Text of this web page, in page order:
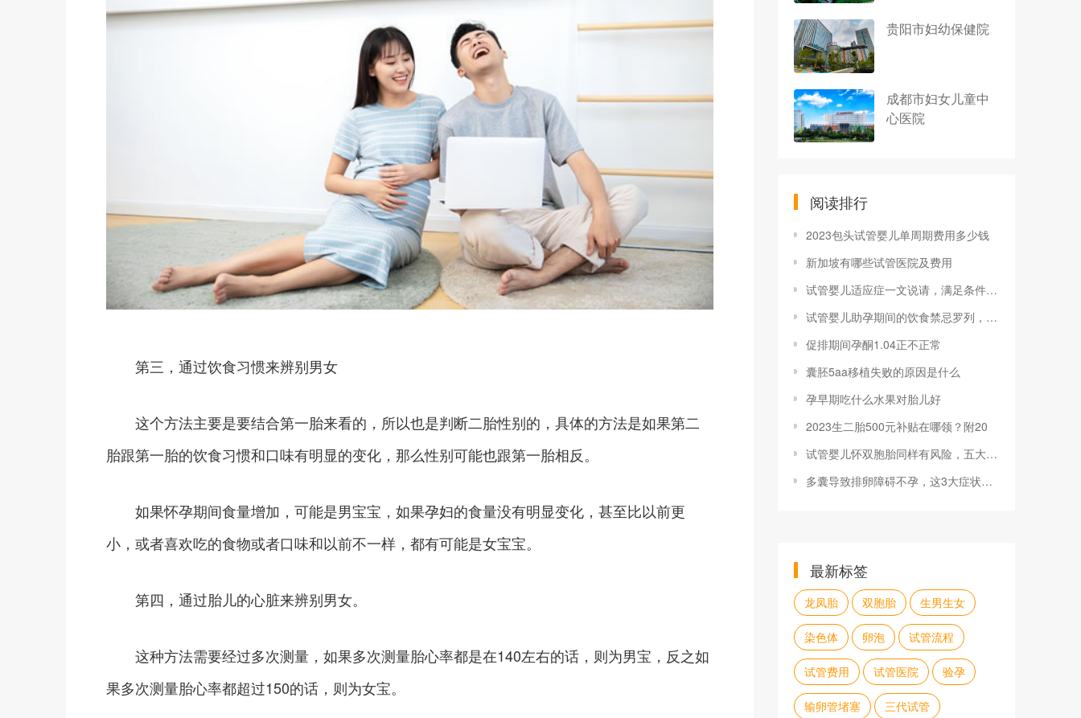
第三，通过饮食习惯来辨别男女
这个方法主要是要结合第一胎来看的，所以也是判断二胎性别的，具体的方法是如果第二
胎跟第一胎的饮食习惯和口味有明显的变化，那么性别可能也跟第一胎相反。
如果怀孕期间食量增加，可能是男宝宝，如果孕妇的食量没有明显变化，甚至比以前更
小，或者喜欢吃的食物或者口味和以前不一样，都有可能是女宝宝。
第四，通过胎儿的心脏来辨别男女。
这种方法需要经过多次测量，如果多次测量胎心率都是在140左右的话，则为男宝，反之如
果多次测量胎心率都超过150的话，则为女宝。
贵阳市妇幼保健院
成都市妇女儿童中
心医院
阅读排行
2023包头试管婴儿单周期费用多少钱
新加坡有哪些试管医院及费用
试管婴儿适应症一文说请，满足条件者均可申
试管婴儿助孕期间的饮食禁忌罗列，可否喝咖
促排期间孕酮1.04正不正常
囊胚5aa移植失败的原因是什么
孕早期吃什么水果对胎儿好
2023生二胎500元补贴在哪领？附20
试管婴儿怀双胞胎同样有风险，五大危害已罗
多囊导致排卵障碍不孕，这3大症状可判断
最新标签
龙凤胎 双胞胎 生男生女
染色体 卵泡 试管流程
试管费用 试管医院 验孕
输卵管堵塞 三代试管